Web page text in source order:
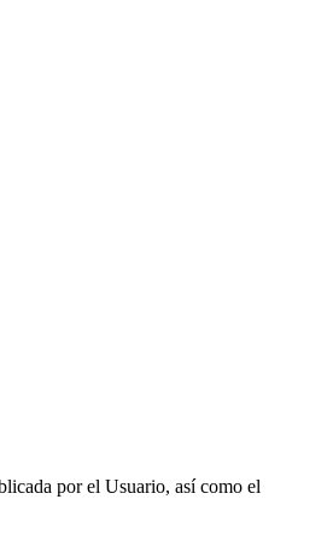
por el Usuario, así como el